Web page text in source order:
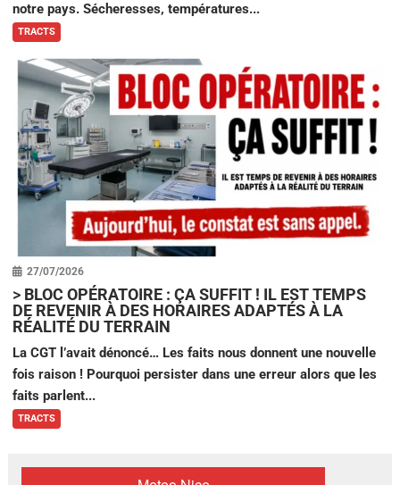
notre pays. Sécheresses, températures...
TRACTS
27/07/2026
> BLOC OPÉRATOIRE : ÇA SUFFIT ! IL EST TEMPS
DE REVENIR À DES HORAIRES ADAPTÉS À LA
RÉALITÉ DU TERRAIN
La CGT l’avait dénoncé… Les faits nous donnent une nouvelle
fois raison ! Pourquoi persister dans une erreur alors que les
faits parlent...
TRACTS